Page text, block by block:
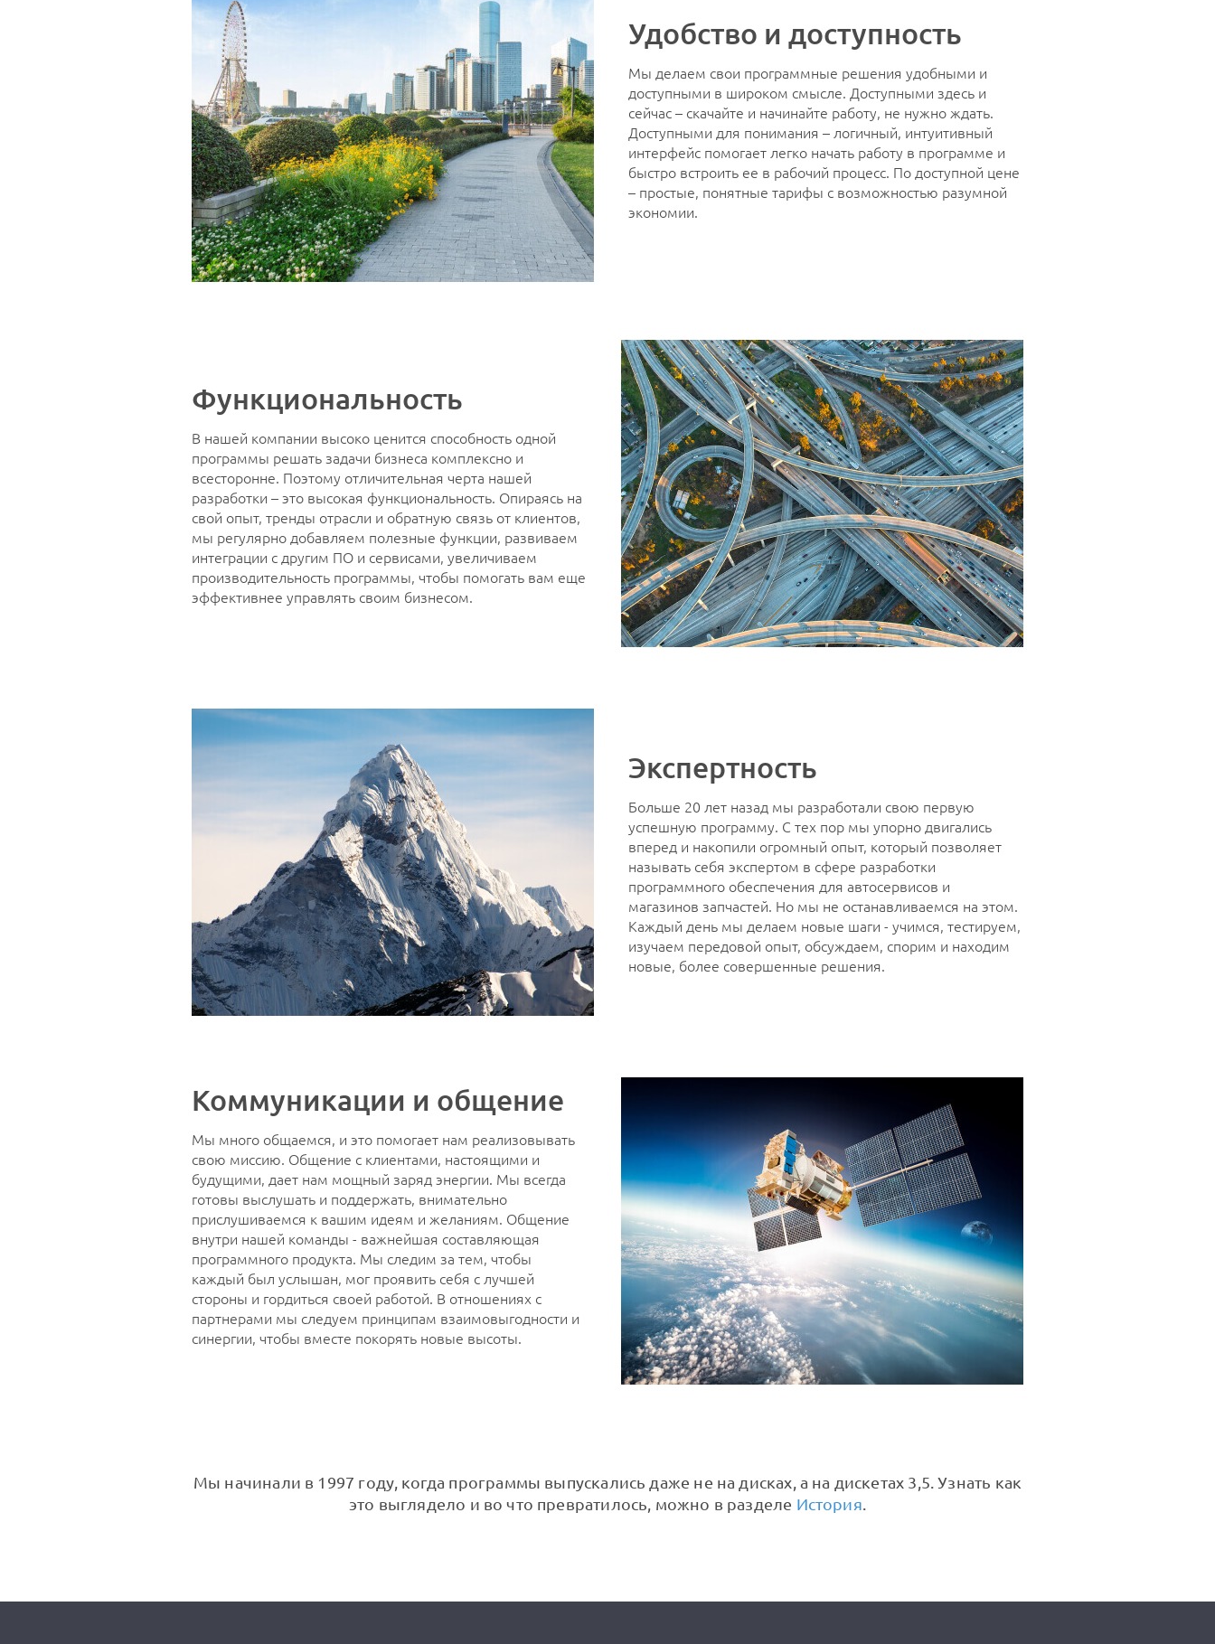
Удобство и доступность
Мы делаем свои программные решения удобными и
доступными в широком смысле. Доступными здесь и
сейчас – скачайте и начинайте работу, не нужно ждать.
Доступными для понимания – логичный, интуитивный
интерфейс помогает легко начать работу в программе и
быстро встроить ее в рабочий процесс. По доступной цене
– простые, понятные тарифы с возможностью разумной
экономии.
Функциональность
В нашей компании высоко ценится способность одной
программы решать задачи бизнеса комплексно и
всесторонне. Поэтому отличительная черта нашей
разработки – это высокая функциональность. Опираясь на
свой опыт, тренды отрасли и обратную связь от клиентов,
мы регулярно добавляем полезные функции, развиваем
интеграции с другим ПО и сервисами, увеличиваем
производительность программы, чтобы помогать вам еще
эффективнее управлять своим бизнесом.
Экспертность
Больше 20 лет назад мы разработали свою первую
успешную программу. С тех пор мы упорно двигались
вперед и накопили огромный опыт, который позволяет
называть себя экспертом в сфере разработки
программного обеспечения для автосервисов и
магазинов запчастей. Но мы не останавливаемся на этом.
Каждый день мы делаем новые шаги - учимся, тестируем,
изучаем передовой опыт, обсуждаем, спорим и находим
новые, более совершенные решения.
Коммуникации и общение
Мы много общаемся, и это помогает нам реализовывать
свою миссию. Общение с клиентами, настоящими и
будущими, дает нам мощный заряд энергии. Мы всегда
готовы выслушать и поддержать, внимательно
прислушиваемся к вашим идеям и желаниям. Общение
внутри нашей команды - важнейшая составляющая
программного продукта. Мы следим за тем, чтобы
каждый был услышан, мог проявить себя с лучшей
стороны и гордиться своей работой. В отношениях с
партнерами мы следуем принципам взаимовыгодности и
синергии, чтобы вместе покорять новые высоты.
Мы начинали в 1997 году, когда программы выпускались даже не на дисках, а на дискетах 3,5. Узнать как
это выглядело и во что превратилось, можно в разделе История.